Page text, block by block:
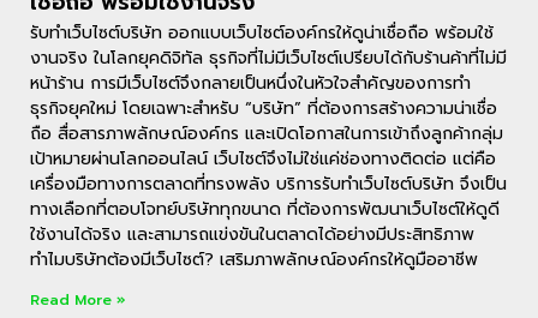
รับทำเว็บไซต์บริษัท ออกแบบเว็บไซต์องค์กรให้ดูน่าเชื่อถือ พร้อมใช้
งานจริง ในโลกยุคดิจิทัล ธุรกิจที่ไม่มีเว็บไซต์เปรียบได้กับร้านค้าที่ไม่มี
หน้าร้าน การมีเว็บไซต์จึงกลายเป็นหนึ่งในหัวใจสำคัญของการทำ
ธุรกิจยุคใหม่ โดยเฉพาะสำหรับ “บริษัท” ที่ต้องการสร้างความน่าเชื่อ
ถือ สื่อสารภาพลักษณ์องค์กร และเปิดโอกาสในการเข้าถึงลูกค้ากลุ่ม
เป้าหมายผ่านโลกออนไลน์ เว็บไซต์จึงไม่ใช่แค่ช่องทางติดต่อ แต่คือ
เครื่องมือทางการตลาดที่ทรงพลัง บริการรับทำเว็บไซต์บริษัท จึงเป็น
ทางเลือกที่ตอบโจทย์บริษัททุกขนาด ที่ต้องการพัฒนาเว็บไซต์ให้ดูดี
ใช้งานได้จริง และสามารถแข่งขันในตลาดได้อย่างมีประสิทธิภาพ
ทำไมบริษัทต้องมีเว็บไซต์? เสริมภาพลักษณ์องค์กรให้ดูมืออาชีพ
Read More »